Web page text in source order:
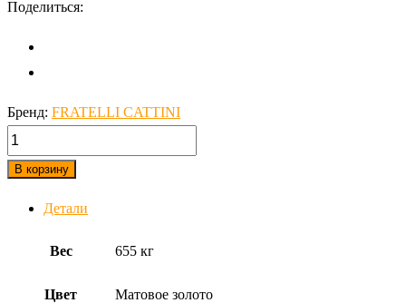
Поделиться:
Бренд: FRATELLI CATTINI
количество,
Дверная
Fratelli
В корзину
Детали
Вес 655 кг
Цвет Матовое золото